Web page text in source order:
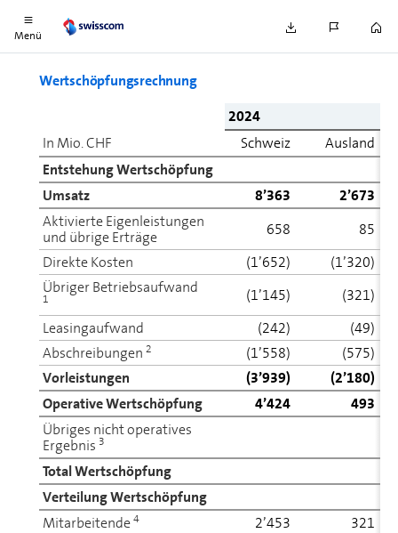
Menü
Wert­schöp­fungsrechnung
2024
In Mio. CHF
Schweiz
Ausland
Entstehung Wert­schöp­fung
Umsatz
8’363
2’673
Aktivierte Eigenleistungen
und übrige Erträge
658
85
Direkte Kosten
(1’652)
(1’320)
Übriger Betriebsaufwand
1 (1’145)
(321)
Leasingaufwand
(242)
(49)
Ab­schrei­bun­gen 2 (1’558)
(575)
Vor­leis­tun­gen
(3’939)
(2’180)
Operative Wert­schöp­fung
4’424
493
Übriges nicht operatives
Ergebnis 3
Total Wert­schöp­fung
Verteilung Wert­schöp­fung
Mit­ar­bei­ten­de4 2’453
321